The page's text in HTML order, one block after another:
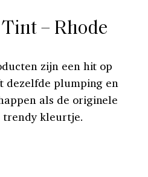
– Rhode
zijn een hit op
dezelfde plumping en
als de originele
trendy kleurtje.